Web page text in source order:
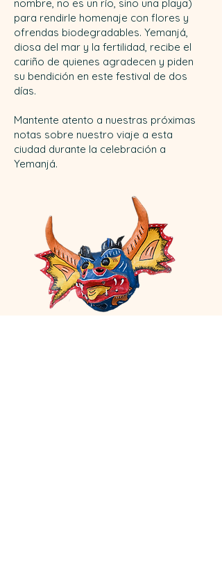
nombre, no es un río, sino una playa)
para rendirle homenaje con flores y
ofrendas biodegradables. Yemanjá,
diosa del mar y la fertilidad, recibe el
cariño de quienes agradecen y piden
su bendición en este festival de dos
días.
Mantente atento a nuestras próximas
notas sobre nuestro viaje a esta
ciudad durante la celebración a
Yemanjá.